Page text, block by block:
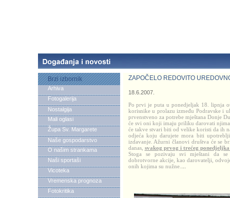
Brzi izbornik
Arhiva
Fotogalerija
Nostalgija
Mali oglasi
Župa Sv. Margarete
Naše gospodarstvo
O našim strankama
Naši sportaši
Vicoteka
Vremenska prognoza
Fotokritika
ZAPOČELO REDOVITO
18.6.2007.
Po prvi je puta u ponedjeljak 18. lipnja
korisnike u prolazu između Podravske i
prvenstveno za potrebe mještana Donje
će svi oni koji imaju priliku darovati
će takve stvari biti od velike koristi da ih
odjeća koju darujete mora biti
izdavanje. Ažurni članovi društva će se
danas, svakog prvog i trećeg
Stoga se pozivaju svi mještani da
dobrotvorne akcije, kao darovatelji,
onih kojima su nužne.